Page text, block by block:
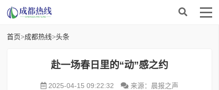
首页>成都热线>头条
赴一场春日里的“动”感之约
2025-04-15 09:22:32
来源：晨报之声